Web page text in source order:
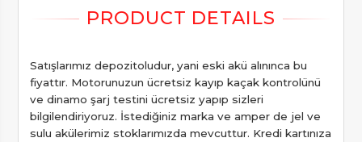
Satışlarımız depozitoludur, yani eski akü alınınca bu
fiyattır. Motorunuzun ücretsiz kayıp kaçak kontrolünü
ve dinamo şarj testini ücretsiz yapıp sizleri
bilgilendiriyoruz. İstediğiniz marka ve amper de jel ve
sulu akülerimiz stoklarımızda mevcuttur. Kredi kartınıza